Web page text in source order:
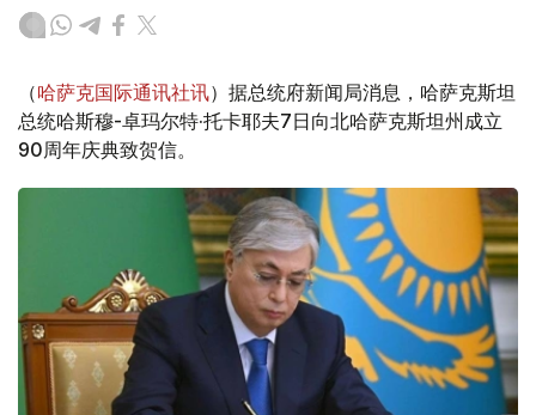
（哈萨克国际通讯社讯）据总统府新闻局消息，哈萨克斯坦
总统哈斯穆-卓玛尔特·托卡耶夫7日向北哈萨克斯坦州成立
90周年庆典致贺信。